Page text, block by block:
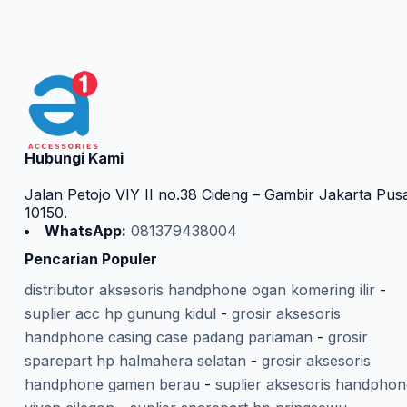
Hubungi Kami
Jalan Petojo VIY II no.38 Cideng – Gambir Jakarta
10150.
WhatsApp: 081379438004
Pencarian Populer
distributor aksesoris handphone ogan komering ilir-
suplier acc hp gunung kidul - grosir aksesoris
handphone casing case padang pariaman - grosir
sparepart hp halmahera selatan - grosir aksesoris
handphone gamen berau - suplier aksesoris